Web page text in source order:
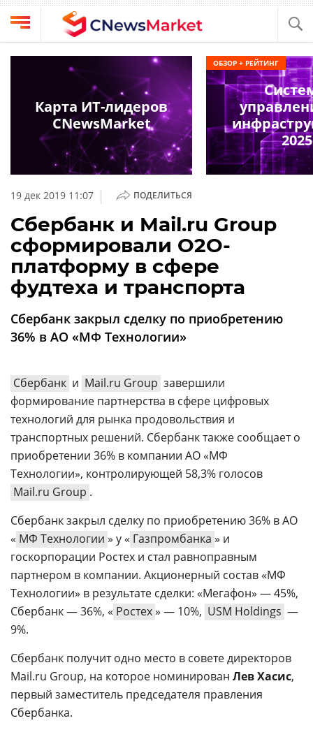
Выбрать
провайдера
Компании
обзоры
кабинет
О
проекте
CNews
Аналитика
Конференции
ТВ
Об
издании
Реклама
Контакты
Max
Telegram
Дзен
Rutube
CNews
Конференции
Техника
19 дек 2019 11:07 | ПОДЕЛИТЬСЯ
Сбербанк и Mail.ru Group
сформировали О2О-
платформу в сфере
фудтеха и транспорта
Сбербанк закрыл сделку по приобретению
36% в АО «МФ Технологии»
Сбербанк и Mail.ru Group завершили
формирование партнерства в сфере цифровых
технологий для рынка продовольствия и
транспортных решений. Сбербанк также сообщает о
приобретении 36% в компании АО «МФ
Технологии», контролирующей 58,3% голосов
Mail.ru Group .
Сбербанк закрыл сделку по приобретению 36% в АО
« МФ Технологии » у « Газпромбанка » и
госкорпорации Ростех и стал равноправным
партнером в компании. Акционерный состав «МФ
Технологии» в результате сделки: «Мегафон» — 45%,
Сбербанк — 36%, « Ростех» — 10%, USM Holdings —
9%.
Сбербанк получит одно место в совете директоров
Mail.ru Group, на которое номинирован Лев Хасис,
первый заместитель председателя правления
Сбербанка.
Карта ИТ-лидеров
CNewsMarket
2025
ОБЗОР + РЕЙТИНГ